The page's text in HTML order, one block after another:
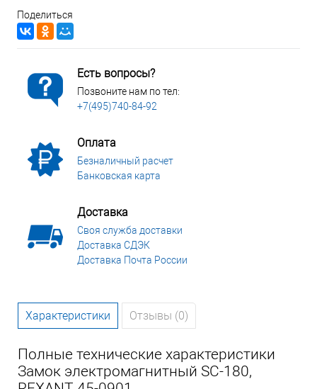
Поделиться
Есть вопросы?
Позвоните нам по тел:
+7(495)740-84-92
Оплата
Безналичный расчет
Банковская карта
Доставка
Своя служба доставки
Доставка СДЭК
Доставка Почта России
Характеристики Отзывы (0)
Полные технические характеристики
Замок электромагнитный SC-180,